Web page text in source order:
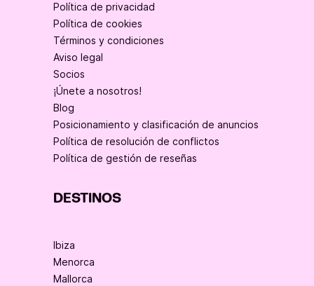
Política de privacidad
Política de cookies
Términos y condiciones
Aviso legal
Socios
¡Únete a nosotros!
Blog
Posicionamiento y clasificación de anuncios
Política de resolución de conflictos
Política de gestión de reseñas
DESTINOS
Ibiza
Menorca
Mallorca